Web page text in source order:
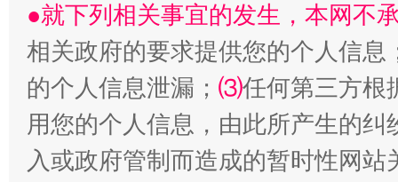
受贿1.44亿！段成刚被判无期 从幼
●就下列相关事宜的发生，本网不
相关政府的要求提供您的个人信息
的个人信息泄漏； ⑶任何第三方根
用您的个人信息，由此所产生的纠
入或政府管制而造成的暂时性网